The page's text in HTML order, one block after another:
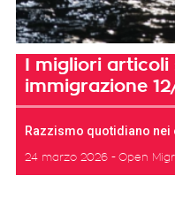
I migliori
immigrazione
Razzismo quotidiano
24 marzo 2026 Open